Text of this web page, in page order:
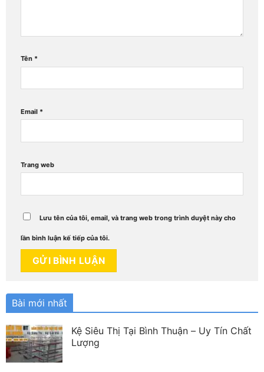
Tên *
Email *
Trang web
Lưu tên của tôi, email, và trang web trong trình duyệt này cho
lần bình luận kế tiếp của tôi.
Bài mới nhất
Kệ Siêu Thị Tại Bình Thuận – Uy Tín Chất
Lượng